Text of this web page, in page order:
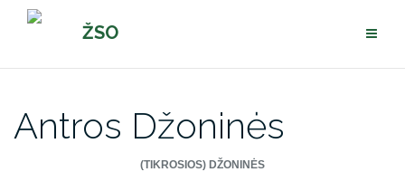
Pereiti
ŽSO
Antros Džoninės
(TIKROSIOS) DŽONINĖS